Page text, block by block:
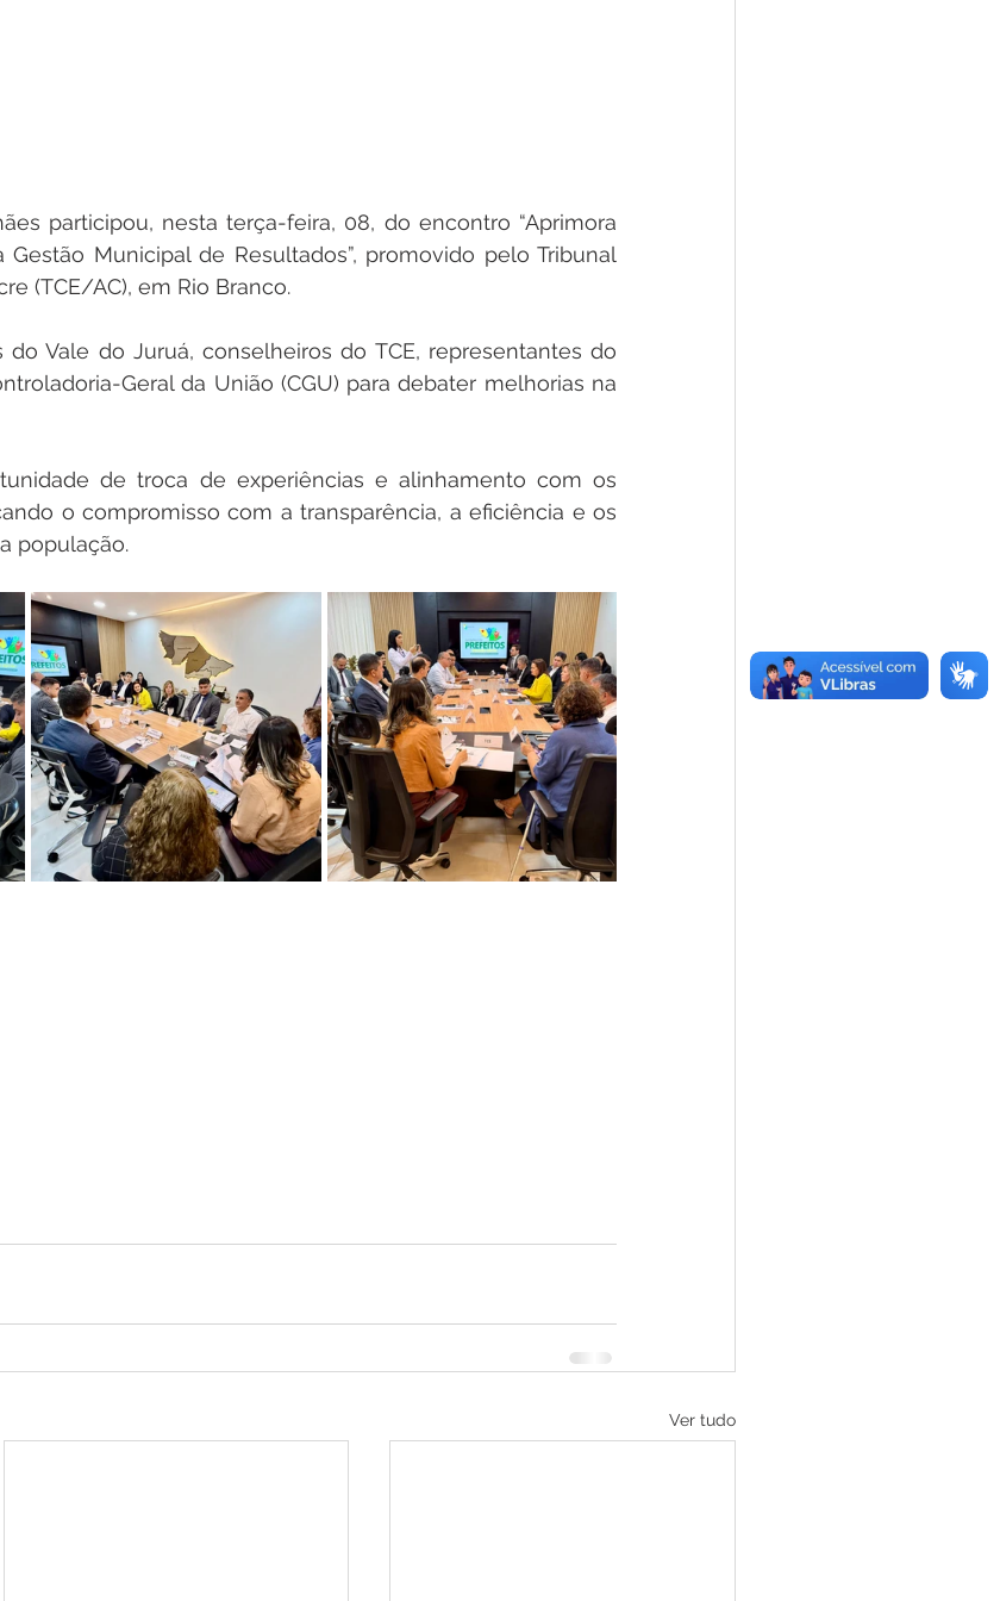
participou, nesta terça-feira, 08, do encontro “Aprimora
Gestão Municipal de Resultados”, promovido pelo Tribunal
(TCE/AC), em Rio Branco.
Vale do Juruá, conselheiros do TCE, representantes do
Geral da União (CGU) para debater melhorias na
de troca de experiências e alinhamento com os
o compromisso com a transparência, a eficiência e os
população.
Ver tudo